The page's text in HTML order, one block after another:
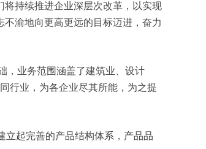
持续推进企业深层次改革，以实现
渝地向更高更远的目标迈进，奋力
，业务范围涵盖了建筑业、设计
行业，为各企业尽其所能，为之提
立起完善的产品结构体系，产品品